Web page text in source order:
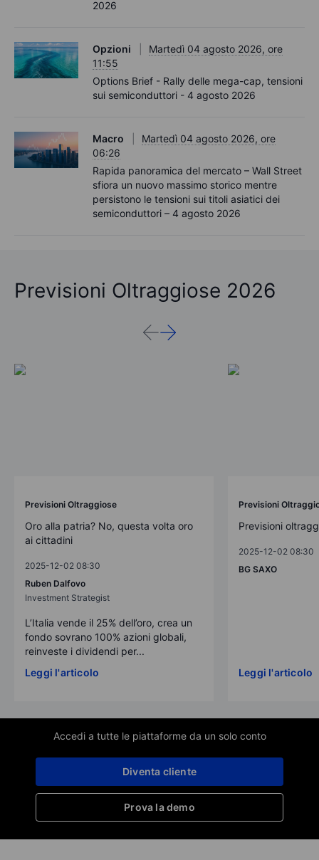
2026
Opzioni
Martedì 04 agosto 2026, ore
11:55
Options Brief - Rally delle mega-cap, tensioni
sui semiconduttori - 4 agosto 2026
Macro
Martedì 04 agosto 2026, ore
06:26
Rapida panoramica del mercato – Wall Street
sfiora un nuovo massimo storico mentre
persistono le tensioni sui titoli asiatici dei
semiconduttori – 4 agosto 2026
Previsioni Oltraggiose 2026
Previsioni Oltraggiose
Oro alla patria? No, questa volta oro
ai cittadini
2025-12-02 08:30
Ruben Dalfovo
Investment Strategist
L’Italia vende il 25% dell’oro, crea un
fondo sovrano 100% azioni globali,
reinveste i dividendi per...
Leggi l'articolo
Previsioni
Previsioni
2025-12-02 08:30
BG SAXO
Leggi l'articolo
Accedi a tutte le piattaforme da un solo conto
Prova la demo
Diventa cliente